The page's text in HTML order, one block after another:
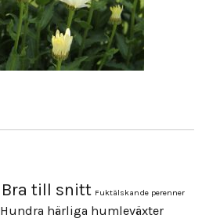
Bra till snitt Fuktälskande perenner
Hundra härliga humleväxter